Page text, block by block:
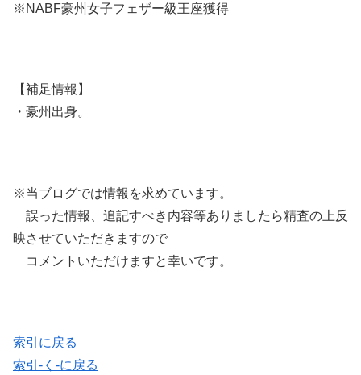
※NABF豪州女子フェザー級王座獲得
【補足情報】
・豪州出身。
※当ブログでは情報を求めています。
誤った情報、追記すべき内容等ありましたら精査の上反
映させていただきますので
コメントいただけますと幸いです。
索引に戻る
索引-く-に戻る